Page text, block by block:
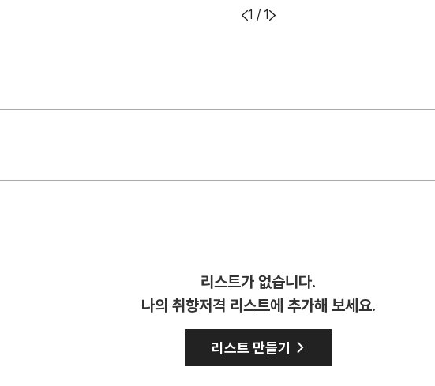
1 / 1
리스트가 없습니다.
나의 취향저격 리스트에 추가해 보세요.
리스트 만들기 >